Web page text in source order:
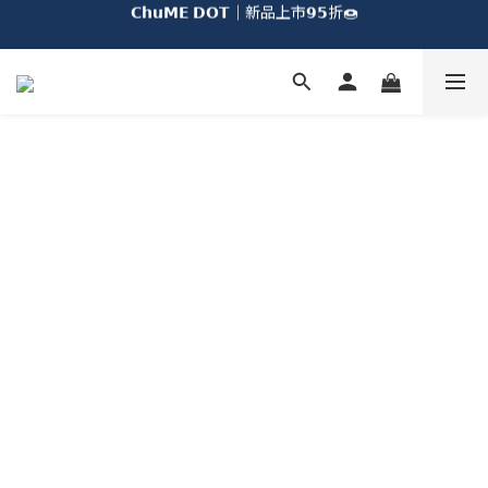
𝗖𝗵𝘂𝗠𝗘 𝗗𝗢𝗧｜新品上市𝟵𝟱折🍩
加入會員即享台灣不限金額免運🚚